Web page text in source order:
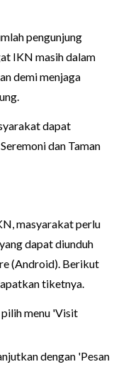
pengunjung
IKN masih dalam
demi menjaga
dapat
dan Taman
masyarakat perlu
dapat diunduh
(Android). Berikut
tiketnya.
menu 'Visit
dengan 'Pesan